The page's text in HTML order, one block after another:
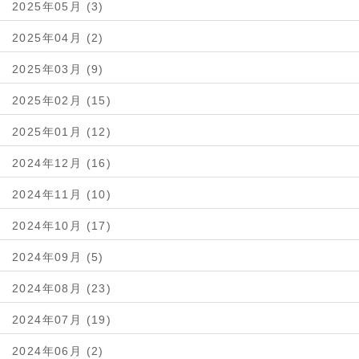
2025年05月 (3)
2025年04月 (2)
2025年03月 (9)
2025年02月 (15)
2025年01月 (12)
2024年12月 (16)
2024年11月 (10)
2024年10月 (17)
2024年09月 (5)
2024年08月 (23)
2024年07月 (19)
2024年06月 (2)